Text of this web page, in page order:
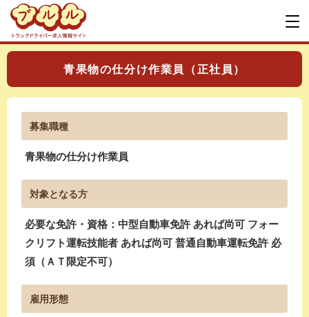
青果物の仕分け作業員（正社員）
募集職種
青果物の仕分け作業員
対象となる方
必要な免許・資格：中型自動車免許 あれば尚可 フォー
クリフト運転技能者 あれば尚可 普通自動車運転免許 必
須（ＡＴ限定不可）
雇用形態